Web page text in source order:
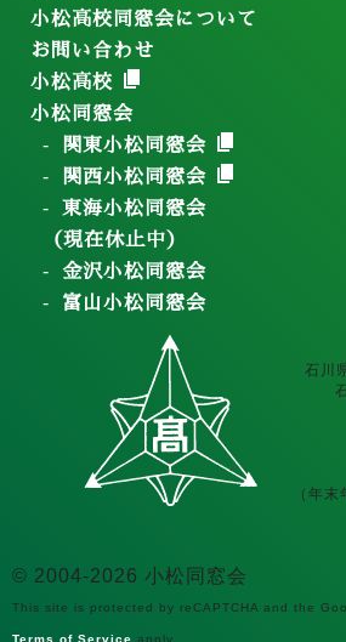
小松高校同窓会について
お問い合わせ
小松高校
小松同窓会
関東小松同窓会
関西小松同窓会
東海小松同窓会
（現在休止中）
金沢小松同窓会
富山小松同窓会
石川
（年
© 2004-2026 小松同窓会
This site is protected by reCAPTCHA and the
Terms of Service apply.